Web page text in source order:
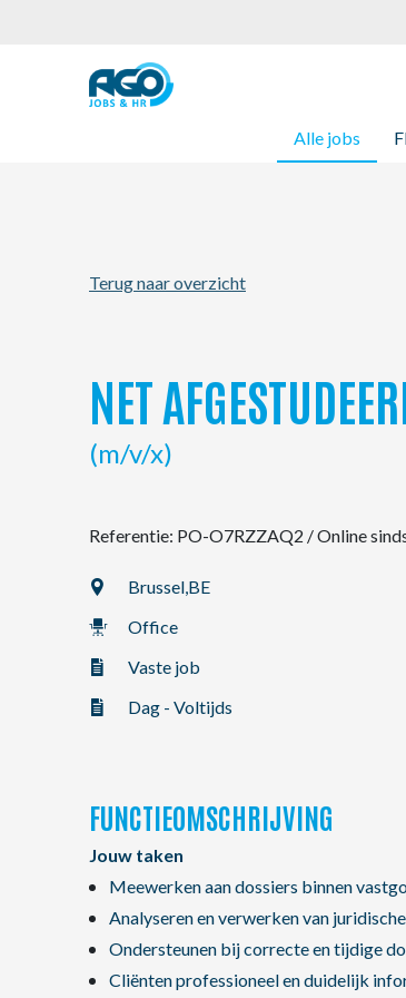
Alle jobs
Werknemers
Kantoren
My AGO
Terug naar overzicht
NET
(m/v/x)
Referentie: PO-O7RZZAQ2 /Online
Brussel,BE
Office
Vaste job
Dag - Voltijds
FUNCTIEOMSCHRIJVING
Jouw taken
Meewerken aan dossiers binnen
Analyseren en verwerken van
Ondersteunen bij correcte en tijdige
Cliënten professioneel en duidelijk